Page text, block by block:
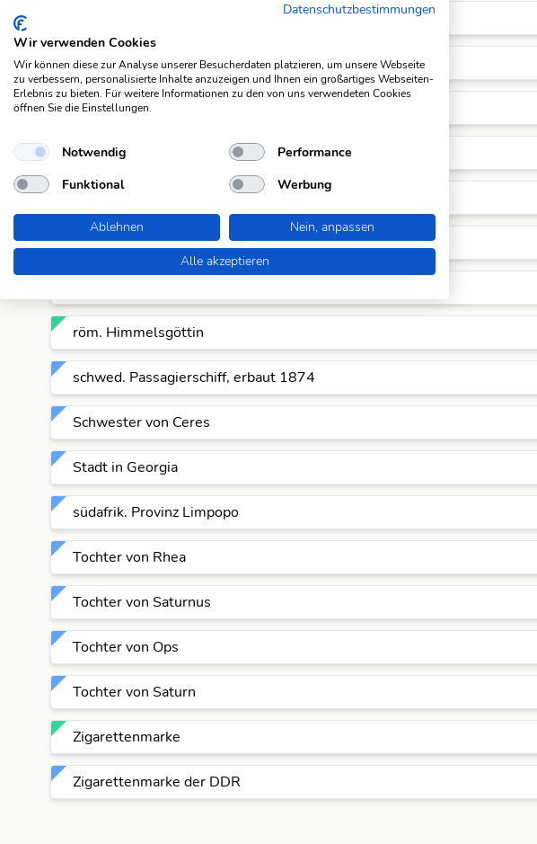
Name eines Asteroiden
persönl. Schutzgeist einer Frau
Planetoid, entdeckt 1805
röm. Göttin der Ehe
röm. Himmelsgöttin
schwed. Passagierschiff, erbaut 1874
Schwester von Ceres
Stadt in Georgia
südafrik. Provinz Limpopo
Tochter von Rhea
Tochter von Saturnus
Tochter von Ops
Tochter von Saturn
Zigarettenmarke
Zigarettenmarke der DDR
Datenschutzbestimmungen
Wir verwenden Cookies
Wir können diese zur Analyse unserer Besucherdaten platzieren, um unsere Webseite
zu verbessern, personalisierte Inhalte anzuzeigen und Ihnen ein großartiges Webseiten-
Erlebnis zu bieten. Für weitere Informationen zu den von uns verwendeten Cookies
öffnen Sie die Einstellungen.
Notwendig
Performance
Funktional
Werbung
Ablehnen
Nein, anpassen
Alle akzeptieren